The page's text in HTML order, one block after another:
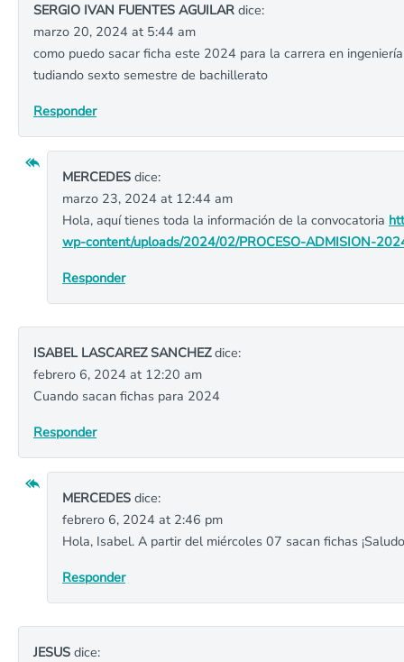
SERGIO IVAN FUENTES AGUILAR dice:
marzo 20, 2024 at 5:44 am
como puedo sacar ficha este 2024 para la carrera en
tudiando sexto semestre de bachillerato
Responder
MERCEDES dice:
marzo 23, 2024 at 12:44 am
Hola, aquí tienes toda la información de la convocatoria
wp-content/uploads/2024/02/PROCESO-ADMISION-
Responder
ISABEL LASCAREZ SANCHEZdice:
febrero 6, 2024 at 12:20 am
Cuando sacan fichas para 2024
Responder
MERCEDES dice:
febrero 6, 2024 at 2:46 pm
Hola, Isabel. A partir del miércoles 07 sacan fichas
Responder
JESUS dice: